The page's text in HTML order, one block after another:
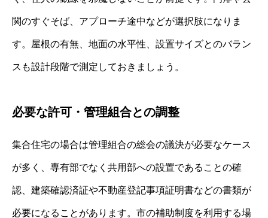
関のすぐそば、アプローチ途中などが選択肢になりま
す。屋根の有無、地面の水平性、設置サイズとのバラン
スも設計段階で測定しておきましょう。
必要な許可・管理組合との調整
集合住宅の場合は管理組合の総会の議決が必要なケース
が多く、専有部でなく共用部への設置であることの確
認、建築確認済証や不動産登記事項証明書などの書類が
必要になることがあります。市の補助制度を利用する場